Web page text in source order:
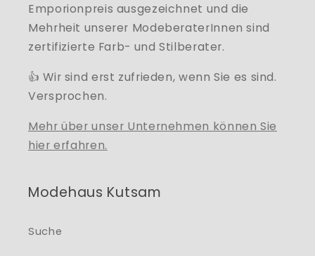
Emporionpreis ausgezeichnet und die
Mehrheit unserer ModeberaterInnen sind
zertifizierte Farb- und Stilberater.
👍 Wir sind erst zufrieden, wenn Sie es sind.
Versprochen.
Mehr über unser Unternehmen können Sie
hier erfahren.
Modehaus Kutsam
Suche